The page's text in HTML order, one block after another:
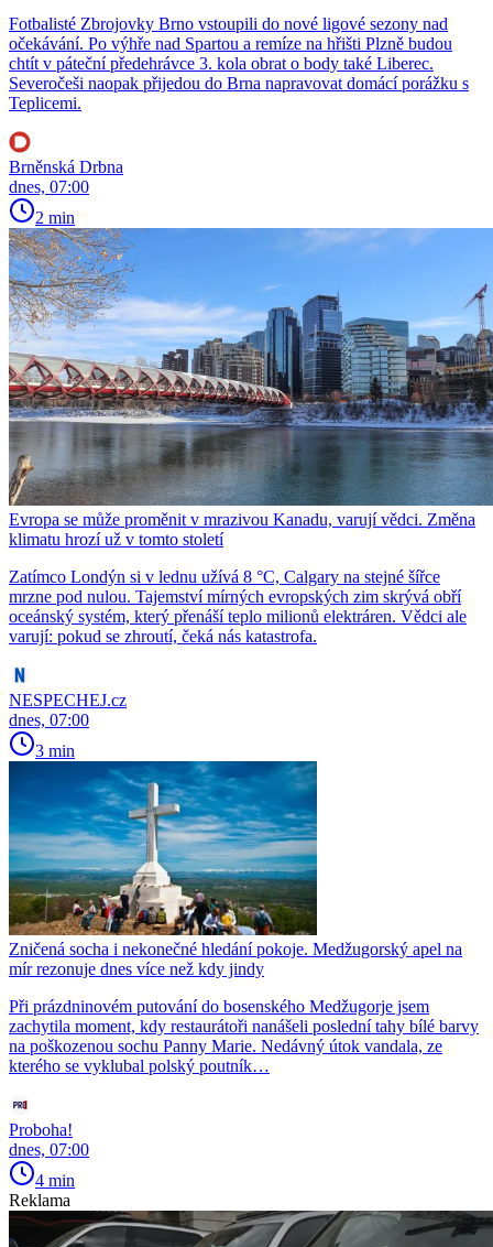
Fotbalisté Zbrojovky Brno vstoupili do nové ligové sezony nad
očekávání. Po výhře nad Spartou a remíze na hřišti Plzně budou
chtít v páteční předehrávce 3. kola obrat o body také Liberec.
Severočeši naopak přijedou do Brna napravovat domácí porážku s
Teplicemi.
Brněnská Drbna
dnes, 07:00
2 min
Evropa se může proměnit v mrazivou Kanadu, varují vědci. Změna
klimatu hrozí už v tomto století
Zatímco Londýn si v lednu užívá 8 °C, Calgary na stejné šířce
mrzne pod nulou. Tajemství mírných evropských zim skrývá obří
oceánský systém, který přenáší teplo milionů elektráren. Vědci ale
varují: pokud se zhroutí, čeká nás katastrofa.
NESPECHEJ.cz
dnes, 07:00
3 min
Zničená socha i nekonečné hledání pokoje. Medžugorský apel na
mír rezonuje dnes více než kdy jindy
Při prázdninovém putování do bosenského Medžugorje jsem
zachytila moment, kdy restaurátoři nanášeli poslední tahy bílé barvy
na poškozenou sochu Panny Marie. Nedávný útok vandala, ze
kterého se vyklubal polský poutník…
Proboha!
dnes, 07:00
4 min
Reklama